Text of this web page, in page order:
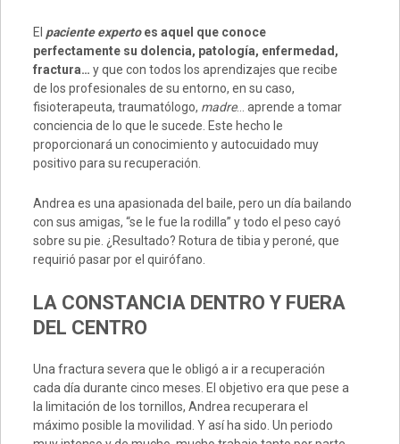
El paciente experto es aquel que conoce
perfectamente su dolencia, patología, enfermedad,
fractura… y que con todos los aprendizajes que recibe
de los profesionales de su entorno, en su caso,
fisioterapeuta, traumatólogo, madre… aprende a tomar
conciencia de lo que le sucede. Este hecho le
proporcionará un conocimiento y autocuidado muy
positivo para su recuperación.
Andrea es una apasionada del baile, pero un día bailando
con sus amigas, “se le fue la rodilla” y todo el peso cayó
sobre su pie. ¿Resultado? Rotura de tibia y peroné, que
requirió pasar por el quirófano.
LA CONSTANCIA DENTRO YFUERA
DEL CENTRO
Una fractura severa que le obligó a ir a recuperación
cada día durante cinco meses. El objetivo era que pese a
la limitación de los tornillos, Andrea recuperara el
máximo posible la movilidad. Y así ha sido. Un periodo